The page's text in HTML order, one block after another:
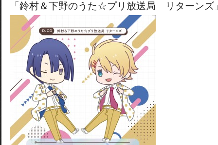
「鈴村＆下野のうた☆プリ放送局 リターンズ